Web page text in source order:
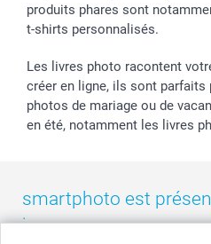
smartgarantie
smartbonus
produits phares sont
t-shirts personnalisés.
Les livres photo racontent
créer en ligne, ils sont
photos de mariage ou de
en été, notamment les livres
smartphoto est
: